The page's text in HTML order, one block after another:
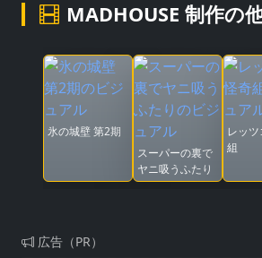
MADHOUSE 制作の
氷の城壁 第2期
スーパーの裏で
ヤニ吸うふたり
レッ
組
広告（PR）